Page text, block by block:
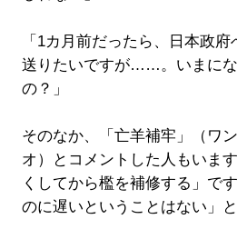
「1カ月前だったら、日本政
送りたいですが……。いまに
の？」
そのなか、「亡羊補牢」（ワ
オ）とコメントした人もいま
くしてから檻を補修する」で
のに遅いということはない」